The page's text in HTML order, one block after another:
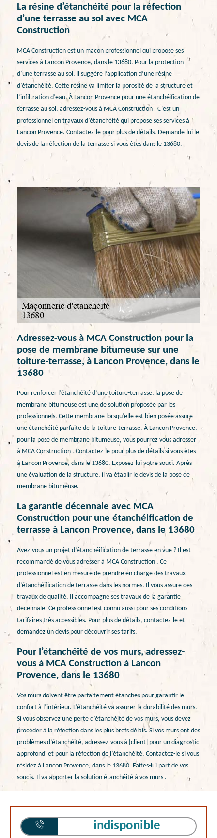
La résine d’étanchéité pour la réfection
d’une terrasse au sol avec MCA
Construction
MCA Construction est un maçon professionnel qui propose ses
services à Lancon Provence, dans le 13680. Pour la protection
d’une terrasse au sol, il suggère l’application d’une résine
d’étanchéité. Cette résine va limiter la porosité de la structure et
l’infiltration d’eau. À Lancon Provence pour une étanchéification de
terrasse au sol, adressez-vous à MCA Construction . C’est un
professionnel en travaux d’étanchéité qui propose ses services à
Lancon Provence. Contactez-le pour plus de détails. Demande-lui le
devis de la réfection de la terrasse si vous êtes dans le 13680.
Adressez-vous à MCA Construction pour la
pose de membrane bitumeuse sur une
toiture-terrasse, à Lancon Provence, dans le
13680
Pour renforcer l’étanchéité d’une toiture-terrasse, la pose de
membrane bitumeuse est une de solution proposée par les
professionnels. Cette membrane lorsqu’elle est bien posée assure
une étanchéité parfaite de la toiture-terrasse. À Lancon Provence,
pour la pose de membrane bitumeuse, vous pourrez vous adresser
à MCA Construction . Contactez-le pour plus de détails si vous êtes
à Lancon Provence, dans le 13680. Exposez-lui votre souci. Après
une évaluation de la structure, il va établir le devis de la pose de
membrane bitumeuse.
La garantie décennale avec MCA
Construction pour une étanchéification de
terrasse à Lancon Provence, dans le 13680
Avez-vous un projet d’étanchéification de terrasse en vue ? Il est
recommandé de vous adresser à MCA Construction . Ce
professionnel est en mesure de prendre en charge des travaux
d’étanchéification de terrasse dans les normes. Il vous assure des
travaux de qualité. Il accompagne ses travaux de la garantie
décennale. Ce professionnel est connu aussi pour ses conditions
tarifaires très accessibles. Pour plus de détails, contactez-le et
demandez un devis pour découvrir ses tarifs.
Pour l’étanchéité de vos murs, adressez-
vous à MCA Construction à Lancon
Provence, dans le 13680
Vos murs doivent être parfaitement étanches pour garantir le
confort à l’intérieur. L’étanchéité va assurer la durabilité des murs.
Si vous observez une perte d’étanchéité de vos murs, vous devez
procéder à la réfection dans les plus brefs délais. Si vos murs ont des
problèmes d’étanchéité, adressez-vous à {client] pour un diagnostic
approfondi et pour la réfection de l’étanchéité. Contactez-le si vous
résidez à Lancon Provence, dans le 13680. Faites-lui part de vos
soucis. Il va apporter la solution étanchéité à vos murs .
indisponible